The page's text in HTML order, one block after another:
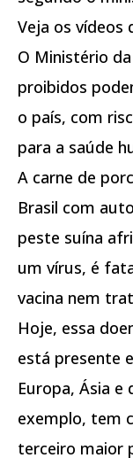
Veja os vídeos
O Ministério
proibidos
o país, com
para a saúde
A carne de
Brasil com
peste suína
um vírus, é
vacina nem
Hoje, essa
está presente
Europa, Ásia e
exemplo, tem
terceiro maior